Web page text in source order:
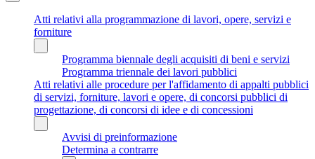
Atti relativi alla programmazione di lavori, opere, servizi e
forniture
Programma biennale degli acquisiti di beni e servizi
Programma triennale dei lavori pubblici
Atti relativi alle procedure per l'affidamento di appalti pubblici
di servizi, forniture, lavori e opere, di concorsi pubblici di
progettazione, di concorsi di idee e di concessioni
Avvisi di preinformazione
Determina a contrarre